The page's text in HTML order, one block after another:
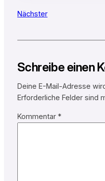
Nächster
Schreibe einen
Deine E-Mail-Adresse
Erforderliche Felder sind
Kommentar *